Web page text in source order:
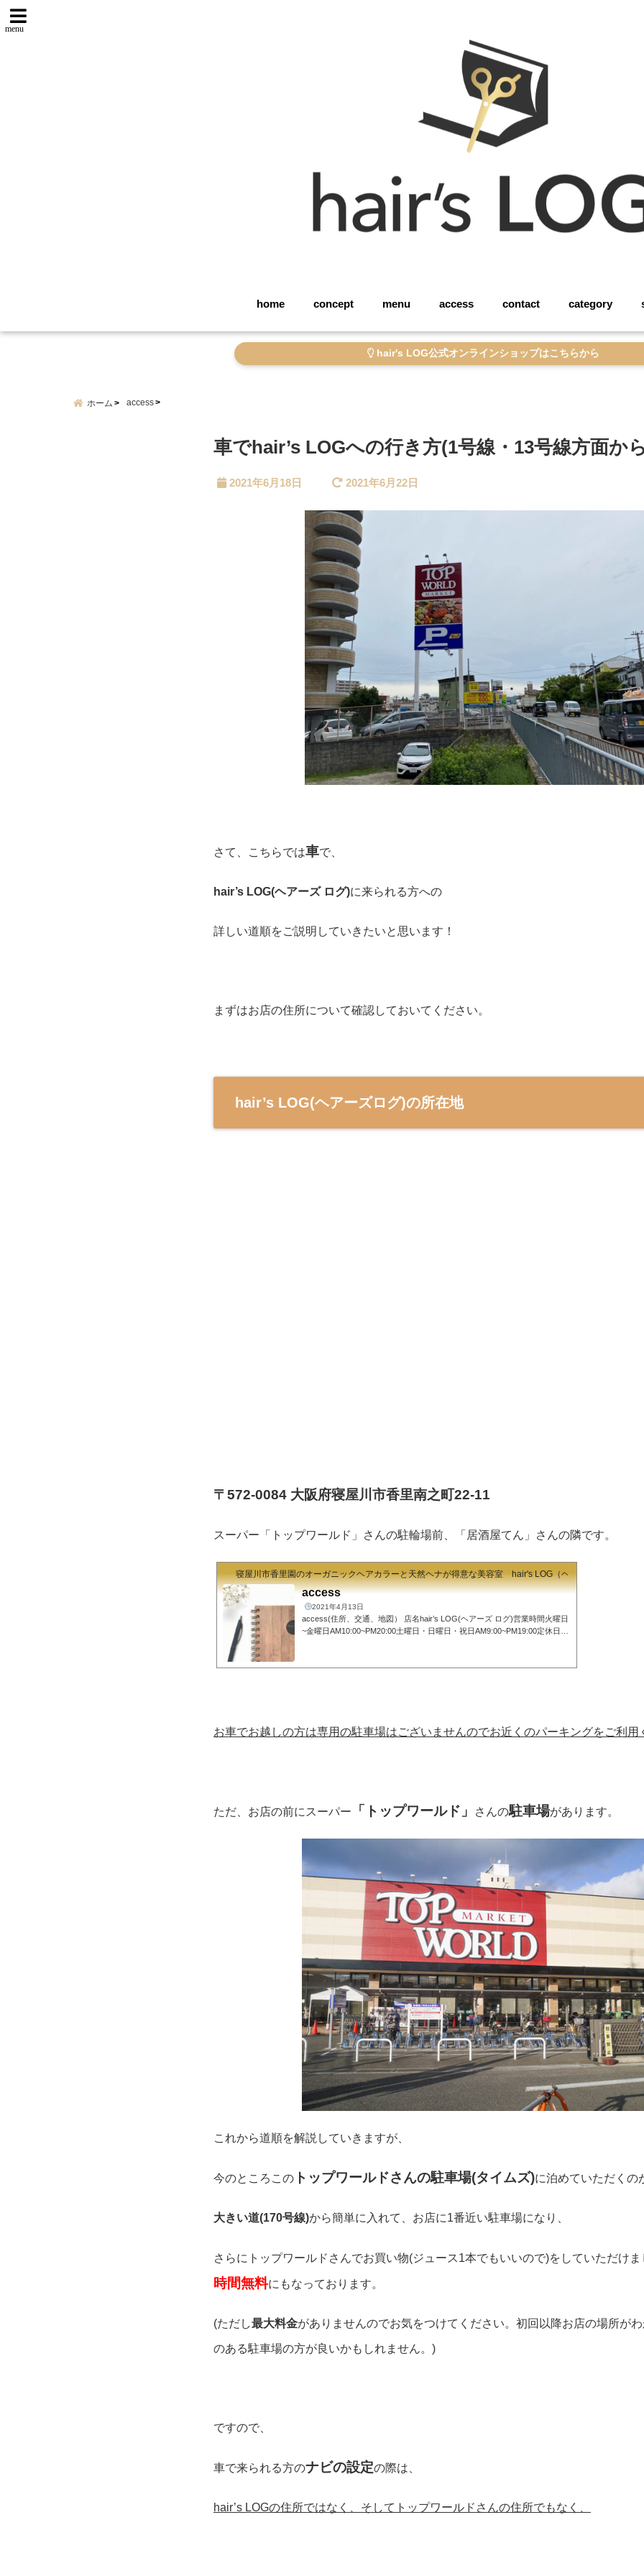
menu
home concept menu access contact category
hair's LOG公式オンラインショップはこちらから
ホーム access
車でhair’s LOGへの行き方(1号線・13号線方面か
2021年6月18日 2021年6月22日
さて、こちらでは車で、
hair’s LOG(ヘアーズ ログ)に来られる方への
詳しい道順をご説明していきたいと思います！
まずはお店の住所について確認しておいてください。
hair’s LOG(ヘアーズログ)の所在地
〒572-0084 大阪府寝屋川市香里南之町22-11
スーパー「トップワールド」さんの駐輪場前、「居酒屋てん」さんの隣です。
寝屋川市香里園のオーガニックヘアカラーと天然ヘナが得意な美容室 hair's LOG（ヘアーズ ログ）
access
2021年4月13日
access(住所、交通、地図） 店名hair’s LOG(ヘアーズ ログ)営業時間火曜日
~金曜日AM10:00~PM20:00土曜日・日曜日・祝日AM9:00~PM19:00定休日毎
所】〒572-0084 大阪府寝屋川市香里南之町22-11☎︎072-380-2956 hair's LO
お車でお越しの方は専用の駐車場はございませんのでお近くのパーキングをご利用
ただ、お店の前にスーパー 「トップワールド」 さんの駐車場があります。
これから道順を解説していきますが、
今のところこの トップワールドさんの駐車場(タイムズ)に泊めていただくの
大きい道(170号線)から簡単に入れて、お店に1番近い駐車場になり、
さらにトップワールドさんでお買い物(ジュース1本でもいいので)をしていただけま
時間無料にもなっております。
(ただし最大料金がありませんのでお気をつけてください。初回以降お店の場所が
のある駐車場の方が良いかもしれません。)
ですので、
車で来られる方のナビの設定の際は、
hair’s LOGの住所ではなく、そしてトップワールドさんの住所でもなく、